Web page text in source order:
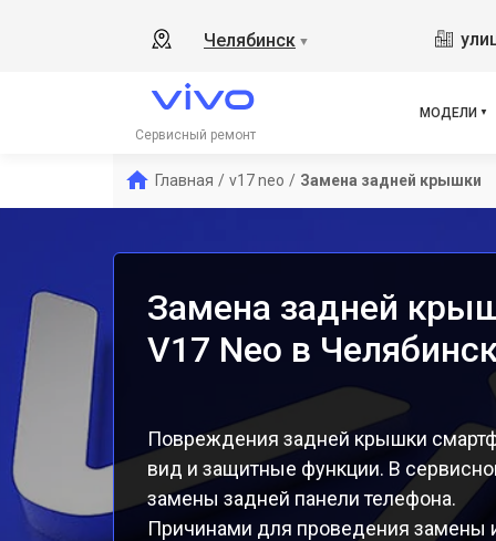
Челябинск ▼
Сервисный ремонт
МОДЕЛИV23e
Y12
Главная / v17 neo / Замена задней крышки
Замена задней
V17 Neo в
Повреждения задней крышки
вид и защитные функции. В
замены задней панели телефона.
Причинами для проведения замены